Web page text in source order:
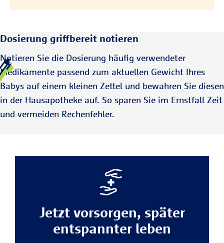
Dosierung griffbereit notieren
Notieren Sie die Dosierung häufig verwendeter
Medikamente passend zum aktuellen Gewicht Ihres
Babys auf einem kleinen Zettel und bewahren Sie diesen
in der Hausapotheke auf. So sparen Sie im Ernstfall Zeit
und vermeiden Rechenfehler.
Jetzt vorsorgen, später
entspannter leben